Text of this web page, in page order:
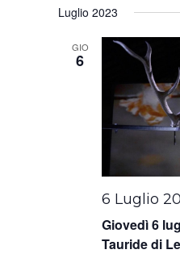
Luglio 2023
GIO
6
Giovedì 6
Tauride di
6 Luglio